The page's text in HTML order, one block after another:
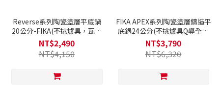
Reverse系列陶瓷塗層平底鍋
20公分-FIKA(不挑爐具，瓦斯
爐電磁爐可用)
NT$2,490
NT$4,150
FIKA APEX系列陶瓷塗層鑄造平
底鍋24公分(不挑爐具Q導全覆
底/瓦斯爐電磁爐可用)
NT$3,790
NT$6,320